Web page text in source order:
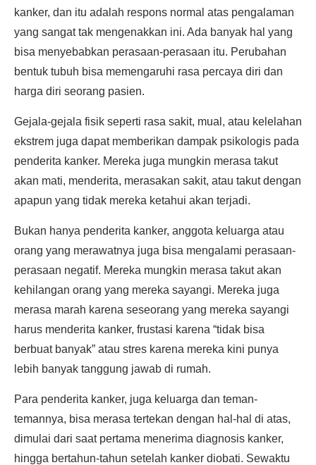
kanker, dan itu adalah respons normal atas pengalaman
yang sangat tak mengenakkan ini. Ada banyak hal yang
bisa menyebabkan perasaan-perasaan itu. Perubahan
bentuk tubuh bisa memengaruhi rasa percaya diri dan
harga diri seorang pasien.
Gejala-gejala fisik seperti rasa sakit, mual, atau kelelahan
ekstrem juga dapat memberikan dampak psikologis pada
penderita kanker. Mereka juga mungkin merasa takut
akan mati, menderita, merasakan sakit, atau takut dengan
apapun yang tidak mereka ketahui akan terjadi.
Bukan hanya penderita kanker, anggota keluarga atau
orang yang merawatnya juga bisa mengalami perasaan-
perasaan negatif. Mereka mungkin merasa takut akan
kehilangan orang yang mereka sayangi. Mereka juga
merasa marah karena seseorang yang mereka sayangi
harus menderita kanker, frustasi karena “tidak bisa
berbuat banyak” atau stres karena mereka kini punya
lebih banyak tanggung jawab di rumah.
Para penderita kanker, juga keluarga dan teman-
temannya, bisa merasa tertekan dengan hal-hal di atas,
dimulai dari saat pertama menerima diagnosis kanker,
hingga bertahun-tahun setelah kanker diobati. Sewaktu